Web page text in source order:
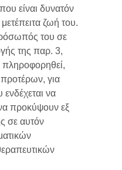
είναι δυνατόν
ζωή του.
του σε
της παρ. 3,
πληροφορηθεί,
για
να
προκύψουν εξ
σε αυτόν